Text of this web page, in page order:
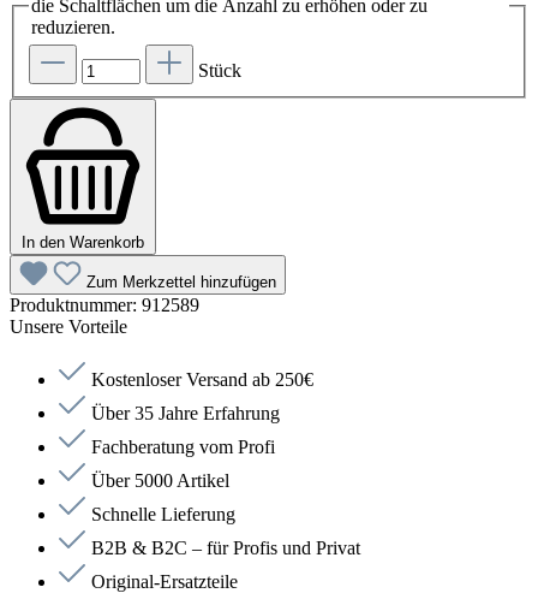
die Schaltflächen um die Anzahl zu erhöhen oder zu
reduzieren.
Stück
In den Warenkorb
Zum Merkzettel hinzufügen
Produktnummer: 912589
Unsere Vorteile
Kostenloser Versand ab 250€
Über 35 Jahre Erfahrung
Fachberatung vom Profi
Über 5000 Artikel
Schnelle Lieferung
B2B & B2C – für Profis und Privat
Original-Ersatzteile